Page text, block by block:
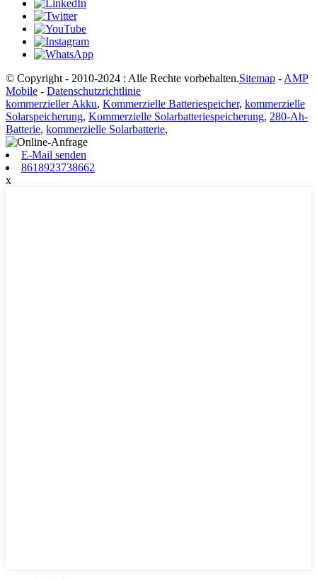
© Copyright - 2010-2024 : Alle Rechte vorbehalten.Sitemap - AMP
Mobile - Datenschutzrichtlinie
kommerzieller Akku, Kommerzielle Batteriespeicher, kommerzielle
Solarspeicherung, Kommerzielle Solarbatteriespeicherung, 280-Ah-
Batterie, kommerzielle Solarbatterie,
E-Mail senden
8618923738662
x